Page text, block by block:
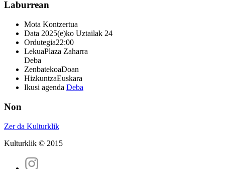
Laburrean
Mota Kontzertua
Data 2025(e)ko Uztailak 24
Ordutegia22:00
LekuaPlaza Zaharra
Deba
ZenbatekoaDoan
HizkuntzaEuskara
Ikusi agenda Deba
Non
Zer da Kulturklik
Kulturklik © 2015